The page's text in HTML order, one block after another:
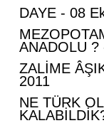
DAYE - 08
ANADOLU
ZALİME
2011
NE TÜRK